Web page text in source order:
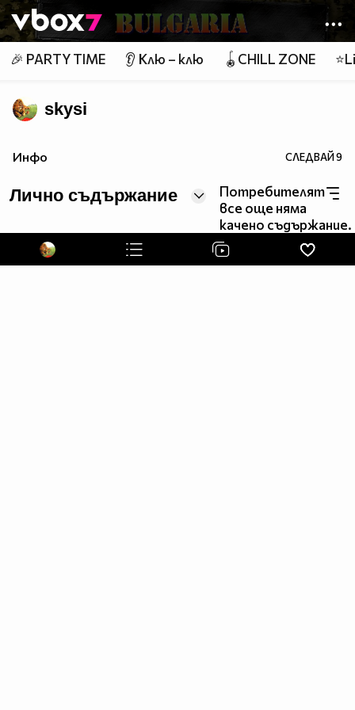
Member of
👾
🎉 PARTY TIME 👂 Клю – клю 🪀CHILL ZONE
skysi
Инфо СЛЕДВАЙ9
Лично съдържание
Потребителят
все още няма
качено съдържание.